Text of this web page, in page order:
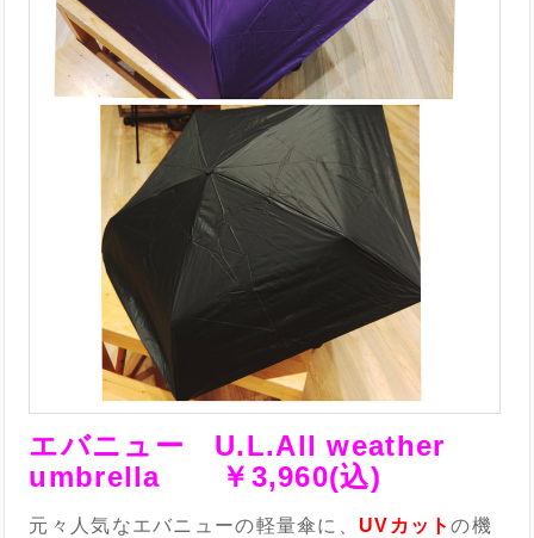
エバニュー U.L.All weather
umbrella ￥3,960(込)
元々人気なエバニューの軽量傘に、 UVカットの機